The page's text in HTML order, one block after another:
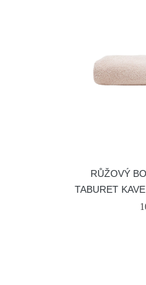
RŮŽOVÝ
TABURET